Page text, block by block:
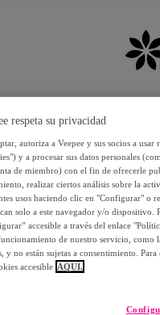
respeta su privacidad
autoriza a Veepee y sus socios a
y a procesar sus datos personales
de miembro) con el fin de ofrecerle
realizar ciertos análisis sobre la
usos haciendo clic en "Configurar" o
solo a este navegador y/o dispositivo.
accesible a través del enlace
de nuestro servicio, como
y no están sujetas a consentimiento.
accesible AQUÍ.